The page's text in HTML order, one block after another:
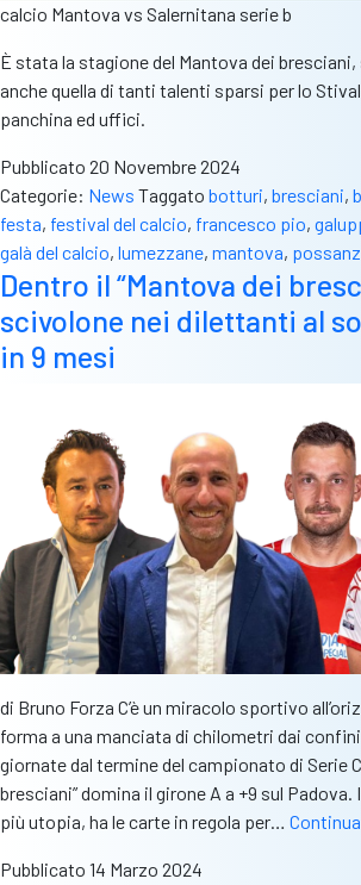
calcio Mantova vs Salernitana serie b
È stata la stagione del Mantova dei
anche quella di tanti talenti sparsi per lo
panchina ed uffici.
Pubblicato 20 Novembre 2024
Categorie: News Taggato botturi, bresciani,
festa, festival del calcio, francesco pio,
galà del calcio, lumezzane, mantova,
Dentro il “Mantova dei
scivolone nei dilettanti al
in 9 mesi
di Bruno Forza C’è un miracolo sportivo
forma a una manciata di chilometri dai
giornate dal termine del campionato di Serie
bresciani” domina il girone A a +9 sul Padova.
più utopia, ha le carte in regola per…
Pubblicato 14 Marzo 2024